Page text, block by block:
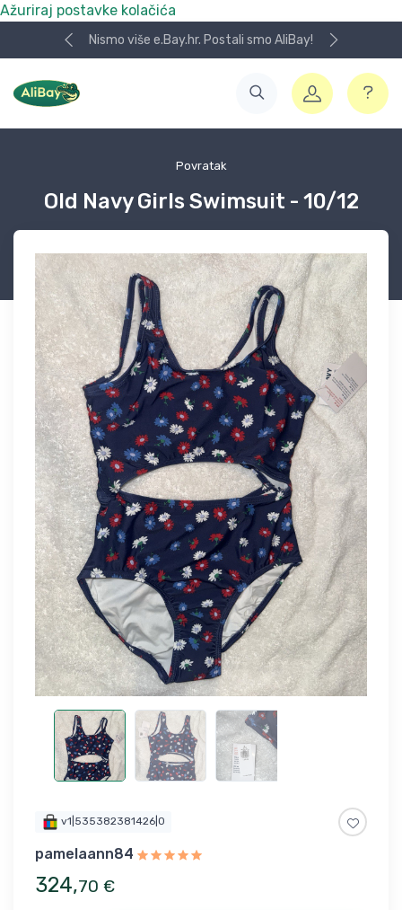
Ažuriraj postavke kolačića
Nismo više e.Bay.hr. Postali smo AliBay!
Povratak
Old Navy Girls Swimsuit - 10/12
v1|535382381426|0
pamelaann84
324,70 €